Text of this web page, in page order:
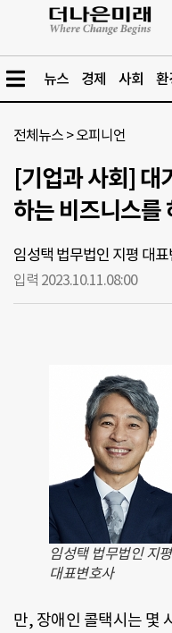
뉴스 경제 사회 환
전체뉴스 >오피니언
[기업과 사회] 대
하는 비즈니스를
임성택 법무법인 지평 대
입력 2023.10.11.08:00
임성택 법무법인 지평
대표변호사
만, 장애인 콜택시는 몇